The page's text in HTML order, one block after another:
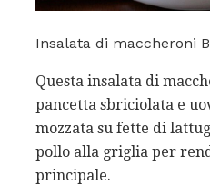
Insalata di maccheroni
Questa insalata di
pancetta sbriciolata e
mozzata su fette di
pollo alla griglia per
principale.